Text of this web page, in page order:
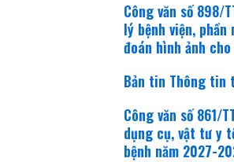
Công văn số 898/
lý bệnh viện,
đoán hình ảnh
Bản tin Thông tin
Công văn số 861/
dụng cụ, vật tư y
bệnh năm 2027-